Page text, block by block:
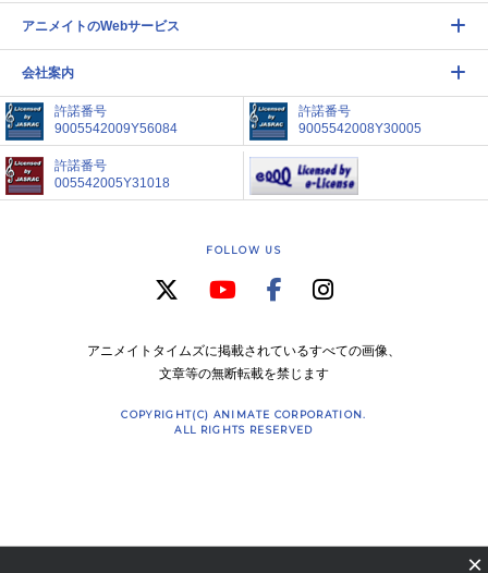
アニメイトのWebサービス
会社案内
許諾番号
9005542009Y56084
許諾番号
9005542008Y30005
許諾番号
005542005Y31018
FOLLOW US
アニメイトタイムズに掲載されているすべての画像、
文章等の無断転載を禁じます
COPYRIGHT(C) ANIMATE CORPORATION.
ALL RIGHTS RESERVED
×